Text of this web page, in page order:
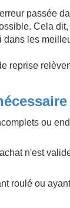
passée
Cela
dans les
reprise
ou
n'est
roulé ou